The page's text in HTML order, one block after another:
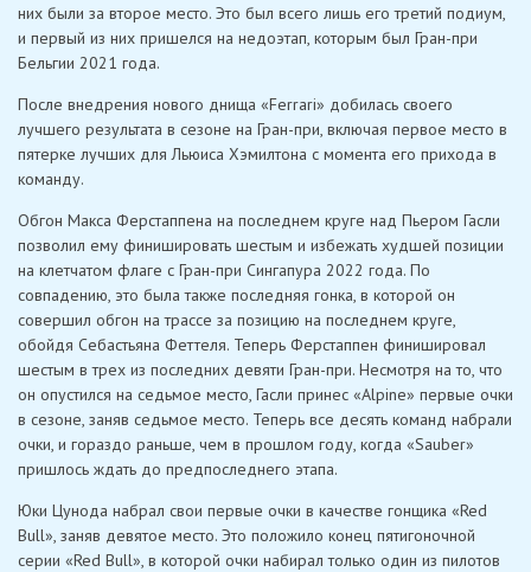
них были за второе место. Это был всего лишь его третий подиум,
и первый из них пришелся на недоэтап, которым был Гран-при
Бельгии 2021 года.
После внедрения нового днища «Ferrari» добилась своего
лучшего результата в сезоне на Гран-при, включая первое место в
пятерке лучших для Льюиса Хэмилтона с момента его прихода в
команду.
Обгон Макса Ферстаппена на последнем круге над Пьером Гасли
позволил ему финишировать шестым и избежать худшей позиции
на клетчатом флаге с Гран-при Сингапура 2022 года. По
совпадению, это была также последняя гонка, в которой он
совершил обгон на трассе за позицию на последнем круге,
обойдя Себастьяна Феттеля. Теперь Ферстаппен финишировал
шестым в трех из последних девяти Гран-при. Несмотря на то, что
он опустился на седьмое место, Гасли принес «Alpine» первые очки
в сезоне, заняв седьмое место. Теперь все десять команд набрали
очки, и гораздо раньше, чем в прошлом году, когда «Sauber»
пришлось ждать до предпоследнего этапа.
Юки Цунода набрал свои первые очки в качестве гонщика «Red
Bull», заняв девятое место. Это положило конец пятигоночной
серии «Red Bull», в которой очки набирал только один из пилотов